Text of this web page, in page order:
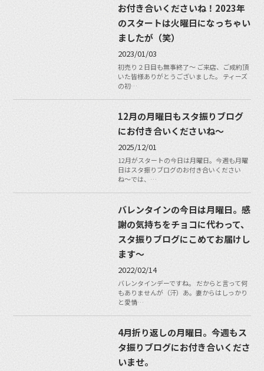
お付き合いくださいね！2023年
のスタートは火曜日になっちゃい
ましたが（笑）
2023/01/03
初売り２日目も無事終了〜 ご来店、ご成約頂
いた皆様ありがとうございました。 ティーズ
の初…
12月の月曜日もスタ振りブログ
にお付き合いくださいね〜
2025/12/01
12月がスタートの今日は月曜日。今週も月曜
日はスタ振りブログのお付き合いください
ね〜では、…
バレンタインの今日は月曜日。感
謝の気持ちをチョコに代わって、
スタ振りブログにこめてお届けし
ます〜
2022/02/14
バレンタインデーですね。 だからと言って何
もありませんが（汗）あ。妻からはしっかり
と愛情…
4月折り返しの月曜日。今週もス
タ振りブログにお付き合いくださ
いませ。